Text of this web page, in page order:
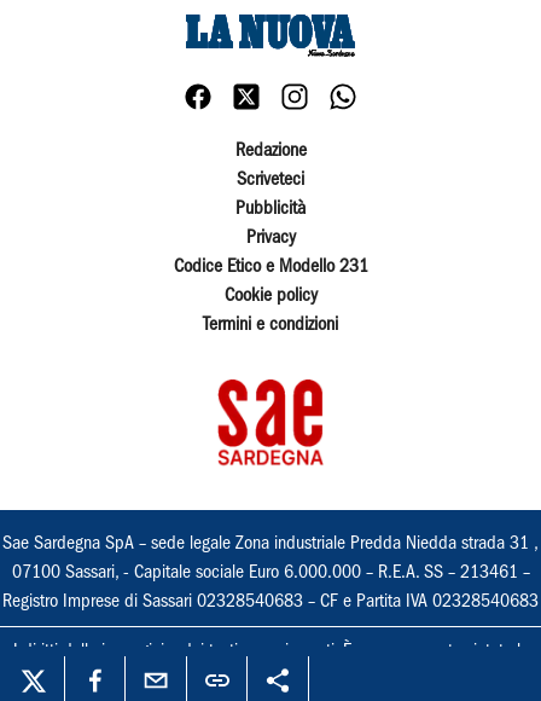
Redazione
Scriveteci
Pubblicità
Privacy
Codice Etico e Modello 231
Cookie policy
Termini e condizioni
Sae Sardegna SpA – sede legale Zona industriale Predda Niedda strada 31 ,
07100 Sassari, - Capitale sociale Euro 6.000.000 – R.E.A. SS – 213461 –
Registro Imprese di Sassari 02328540683 – CF e Partita IVA 02328540683
I diritti delle immagini e dei testi sono riservati. È espressamente vietata la
loro riproduzione con qualsiasi mezzo e l'adattamento totale o parziale.